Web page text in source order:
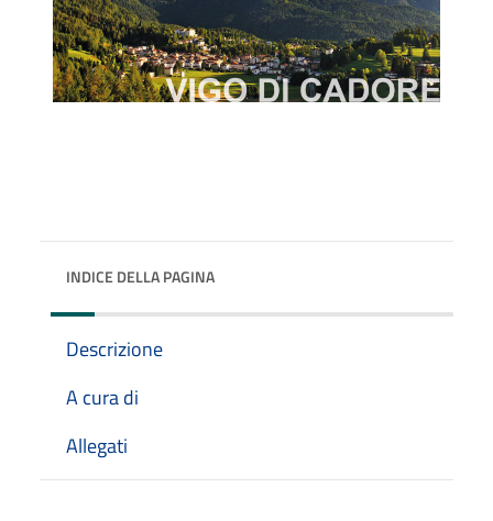
INDICE DELLA PAGINA
Descrizione
A cura di
Allegati